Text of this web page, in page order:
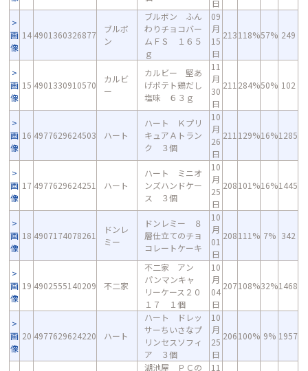
日
画
像
14 4901360326877
ブルボ
ン
ブルボン ふん
わりチョコバー
ムＦＳ １６５
ｇ
09
月
15
日
213118%57% 249
画
像
15 4901330910570
カルビ
ー
カルビー 堅あ
げポテト鶏だし
塩味 ６３ｇ
11
月
30
日
211 284%50% 102
画
像
16 4977629624503 ハート
ハート Ｋプリ
キュアＡトラン
ク ３個
10
月
26
日
211 129%16%1285
画
像
17 4977629624251 ハート
ハート ミニオ
ンズハンドケー
ス ３個
10
月
25
日
208101%16%1445
画
像
18 4907174078261
ドンレ
ミー
ドンレミー ８
層仕立てのチョ
コレートケーキ
10
月
01
日
208111% 7% 342
画
像
19 4902555140209 不二家
不二家 アン
パンマンキャ
リーケース２０
１７ １個
10
月
04
日
207108%32%1468
画
像
20 4977629624220 ハート
ハート ドレッ
サーちいさなプ
リンセスソフィ
ア ３個
10
月
25
日
206100% 9% 1957
湖池屋 ＰＣの
11